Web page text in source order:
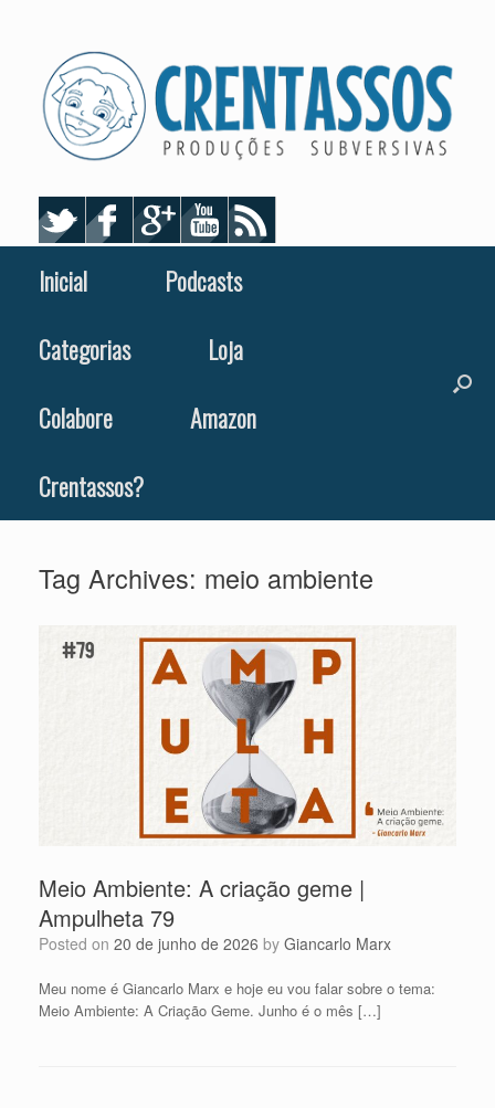
Inicial
Podcasts
Categorias
Loja
Colabore
Amazon
Crentassos?
Tag Archives: meio ambiente
Meio Ambiente: A criação geme |
Ampulheta 79
Posted on 20 de junho de 2026 by Giancarlo Marx
Meu nome é Giancarlo Marx e hoje eu vou falar sobre o tema:
Meio Ambiente: A Criação Geme. Junho é o mês […]